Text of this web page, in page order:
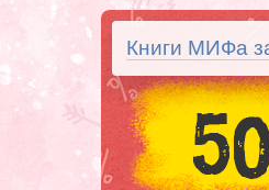
Книги МИФа